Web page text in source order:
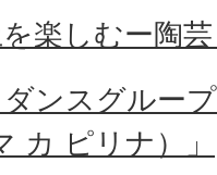
楽しむー陶
ンスグルー
カ ピリナ）」